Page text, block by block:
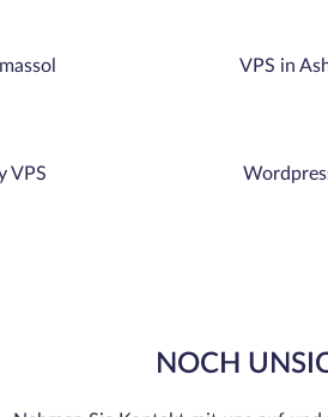
VPS in
VPS
NOCH